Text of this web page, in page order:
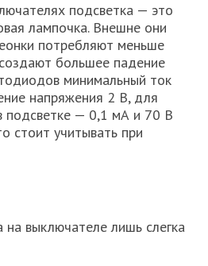
подсветка — это
лампочка. Внешне они
потребляют меньше
большее падение
минимальный ток
напряжения 2 В, для
подсветке — 0,1 мА и 70 В
стоит учитывать при
выключателе лишь слегка